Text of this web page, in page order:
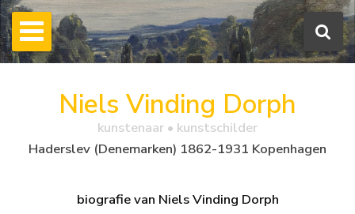
Niels Vinding Dorph
kunstenaar • kunstschilder
Haderslev (Denemarken) 1862-1931 Kopenhagen
biografie van Niels Vinding Dorph